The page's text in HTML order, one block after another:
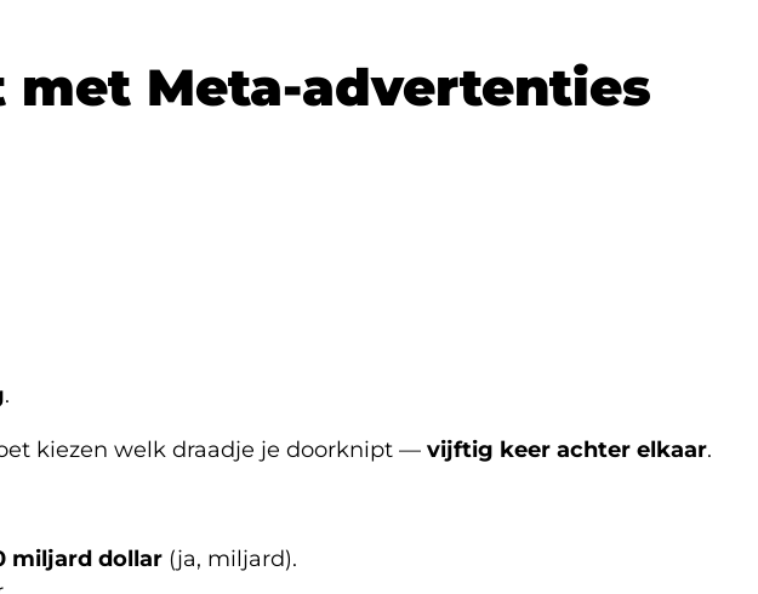
Meta-advertenties
.
kiezen welk draadje je doorknipt — vijftig keer achter elkaar.
miljard dollar (ja, miljard).